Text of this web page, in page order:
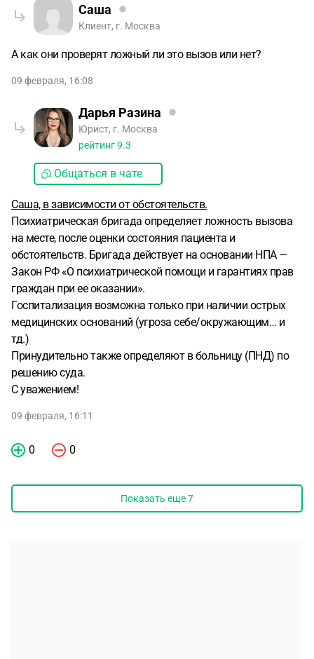
Саша
Клиент, г. Москва
А как они проверят ложный ли это вызов или нет?
09 февраля, 16:08
Дарья Разина
Юрист, г. Москва
рейтинг9.3
Общаться в чате
Саша, в зависимости от обстоятельств.
Психиатрическая бригада определяет ложность вызова
на месте, после оценки состояния пациента и
обстоятельств. Бригада действует на основании НПА —
Закон РФ «О психиатрической помощи и гарантиях прав
граждан при ее оказании».
Госпитализация возможна только при наличии острых
медицинских оснований (угроза себе/окружающим… и
тд.)
Принудительно также определяют в больницу (ПНД) по
решению суда.
С уважением!
09 февраля, 16:11
0 0
Показать еще7